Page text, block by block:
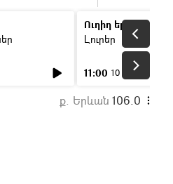
Ուղիղ եթեր
Լուրեր
11:00 10 ր
ք. Երևան 106.0